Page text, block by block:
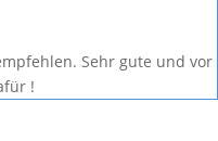
Sehr gute und vor
!